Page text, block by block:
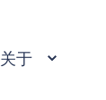
关于